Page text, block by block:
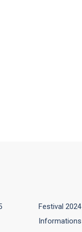
▼
Festival 2024
Informations